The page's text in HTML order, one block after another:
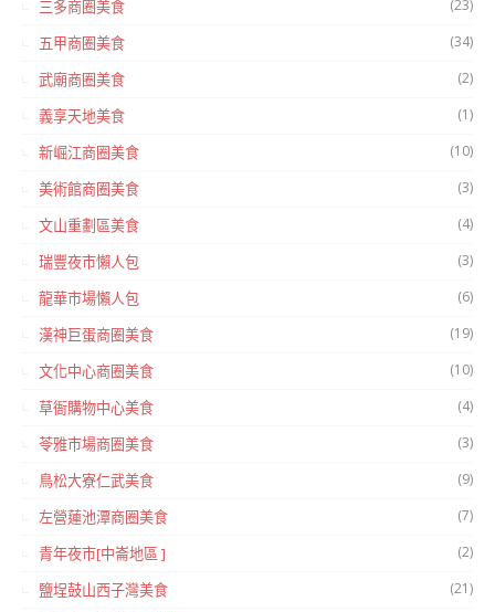
三多商圈美食 (23)
五甲商圈美食 (34)
武廟商圈美食 (2)
義享天地美食 (1)
新崛江商圈美食 (10)
美術館商圈美食 (3)
文山重劃區美食 (4)
瑞豐夜市懶人包 (3)
龍華市場懶人包 (6)
漢神巨蛋商圈美食 (19)
文化中心商圈美食 (10)
草衙購物中心美食 (4)
苓雅市場商圈美食 (3)
鳥松大寮仁武美食 (9)
左營蓮池潭商圈美食 (7)
青年夜市[中崙地區 ] (2)
鹽埕鼓山西子灣美食 (21)